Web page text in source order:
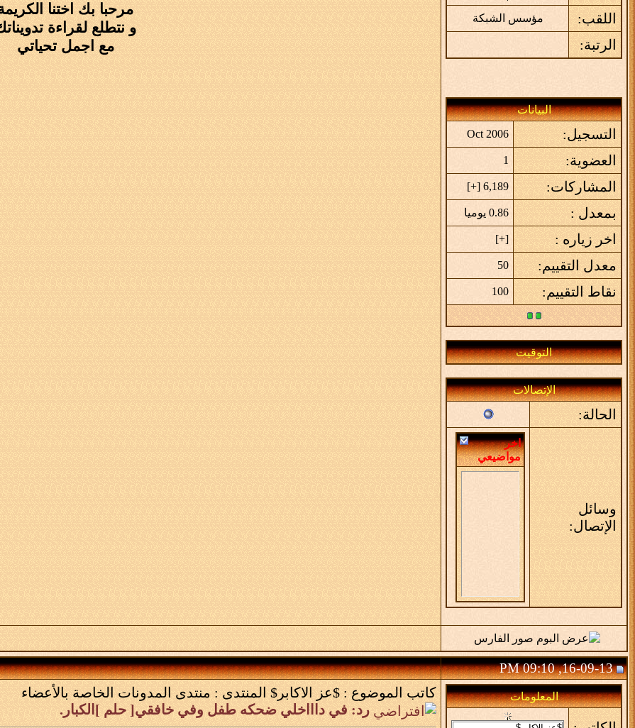
اللقب: مؤسس الشبكة
الرتبة:
البيانات
التسجيل: Oct 2006
العضوية: 1
المشاركات: 6,189 [
+
]
بمعدل : 0.86 يوميا
اخر زياره : [
+
]
معدل التقييم: 50
نقاط التقييم: 100
التوقيت
الإتصالات
الحالة:
وسائل
الإتصال:
اخر
مواضيعي
مرحبا بك اختنا
و نتطلع لقراءة
مع اجمل تحياتي
16-09-13, 09:10 PM
المعلومات كاتب الموضوع : $عز الاكابر$ المنتدى : منتدى المدونات الخاصة بالأعضاء
رد: في داااخلي ضحكه طفل وفي خافقي[ حلم ]الكبار.